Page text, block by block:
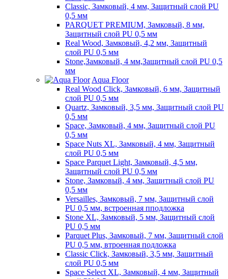
Classic, Замковый, 4 мм, Защитный слой PU
0,5 мм
PARQUET PREMIUM, Замковый, 8 мм,
Защитный слой PU 0,5 мм
Real Wood, Замковый, 4,2 мм, Защитный
слой PU 0,5 мм
Stone,Замковый, 4 мм,Защитный слой PU 0,5
мм
Aqua Floor
Real Wood Click, Замковый, 6 мм, Защитный
слой PU 0,5 мм
Quartz, Замковый, 3,5 мм, Защитный слой PU
0,5 мм
Space, Замковый, 4 мм, Защитный слой PU
0,5 мм
Space Nuts XL, Замковый, 4 мм, Защитный
слой PU 0,5 мм
Space Parquet Light, Замковый, 4,5 мм,
Защитный слой PU 0,5 мм
Stone, Замковый, 4 мм, Защитный слой PU
0,5 мм
Versailles, Замковый, 7 мм, Защитный слой
PU 0,5 мм, встроенная пподложка
Stone XL, Замковый, 5 мм, Защитный слой
PU 0,5 мм
Parquet Plus, Замковый, 7 мм, Защитный слой
PU 0,5 мм, втроенная подложка
Classic Click, Замковый, 3,5 мм, Защитный
слой PU 0,5 мм
Space Select XL, Замковый, 4 мм, Защитный